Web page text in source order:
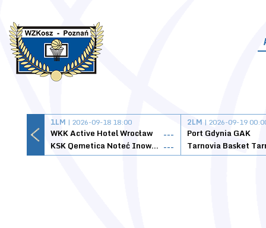
1LM | 2026-09-18 18:00
WKK Active Hotel Wrocław
---
KSK Qemetica Noteć Inowrocław ---
2LM | 2026-09-19
Port Gdynia GAK